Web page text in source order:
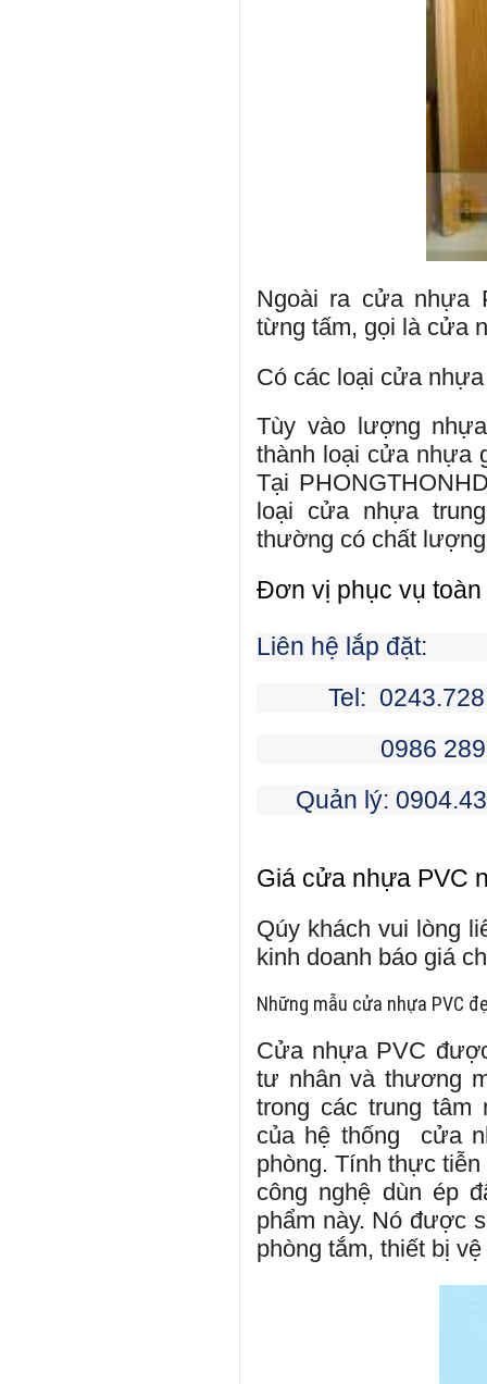
Ngoài ra cửa nhựa
từng tấm, gọi là cửa
Có các loại cửa
Tùy vào lượng
thành loại cửa nhựa
Tại
loại cửa nhựa
thường có chất
Đơn vị phục vụ toàn
Liên hệ lắp đặt:
Tel:
0986 289 389
Quản lý:
Giá cửa nhựa PVC
Qúy khách vui lòng
kinh doanh báo giá
Những mẫu cửa nhựa PVC
Cửa nhựa PVC
tư nhân và thương
trong các trung tâm
của hệ thống cửa
phòng. Tính thực
công nghệ dùn ép
phẩm này. Nó được
phòng tắm, thiết bị